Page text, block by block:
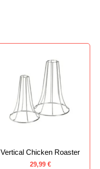
Vertical Chicken Roaster
29,99 €